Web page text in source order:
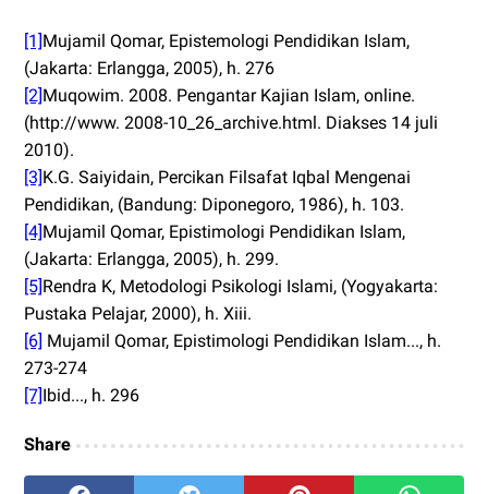
[1]Mujamil Qomar, Epistemologi Pendidikan Islam,
(Jakarta: Erlangga, 2005), h. 276
[2]Muqowim. 2008. Pengantar Kajian Islam, online.
(http://www. 2008-10_26_archive.html. Diakses 14 juli
2010).
[3]K.G. Saiyidain, Percikan Filsafat Iqbal Mengenai
Pendidikan, (Bandung: Diponegoro, 1986), h. 103.
[4]Mujamil Qomar, Epistimologi Pendidikan Islam,
(Jakarta: Erlangga, 2005), h. 299.
[5]Rendra K, Metodologi Psikologi Islami, (Yogyakarta:
Pustaka Pelajar, 2000), h. Xiii.
[6] Mujamil Qomar, Epistimologi Pendidikan Islam..., h.
273-274
[7]Ibid..., h. 296
Share